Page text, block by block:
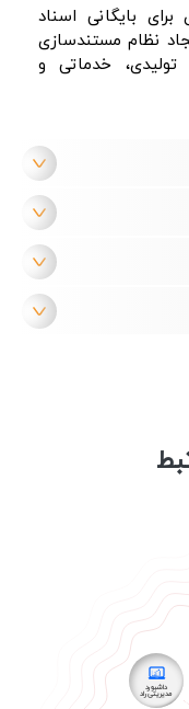
برای بایگانی اسناد
نظام مستندسازی
تولیدی، خدماتی و
داشبورد
مدیریتی راد